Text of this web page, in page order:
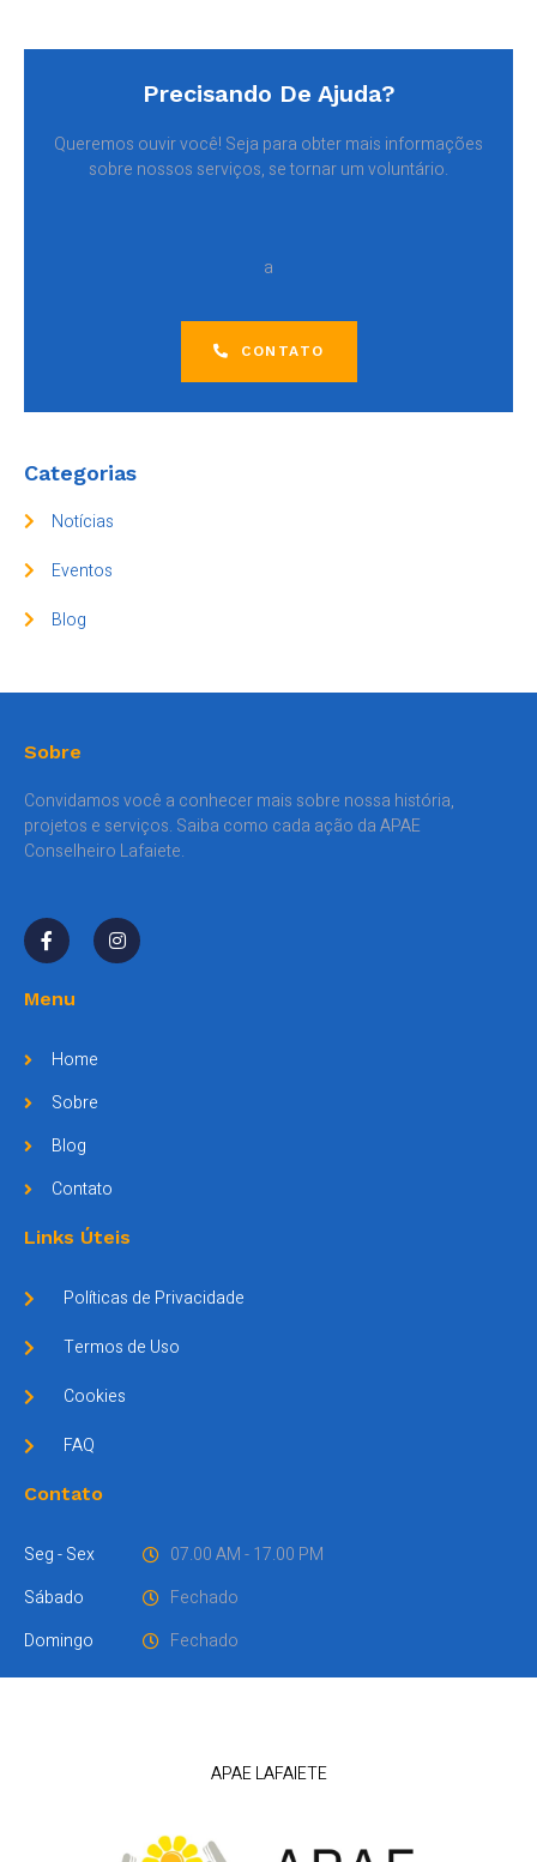
Precisando De Ajuda?
Queremos ouvir você! Seja para obter mais informações
sobre nossos serviços, se tornar um voluntário.
a
CONTATO
Categorias
Notícias
Eventos
Blog
Sobre
Convidamos você a conhecer mais sobre nossa história,
projetos e serviços. Saiba como cada ação da APAE
Conselheiro Lafaiete.
Menu
Home
Sobre
Blog
Contato
Links Úteis
Políticas de Privacidade
Termos de Uso
Cookies
FAQ
Contato
Seg - Sex
Sábado
Domingo
07.00 AM - 17.00 PM
Fechado
Fechado
APAE LAFAIETE